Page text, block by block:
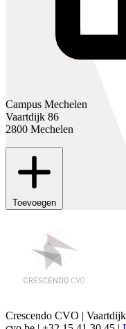
Campus Mechelen
Vaartdijk 86
2800 Mechelen
Toevoegen
Crescendo CVO |